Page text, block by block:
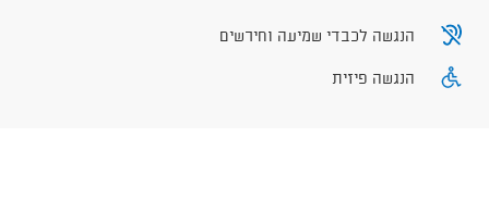
הנגשה לכבדי שמיעה וחירשים
הנגשה פיזית